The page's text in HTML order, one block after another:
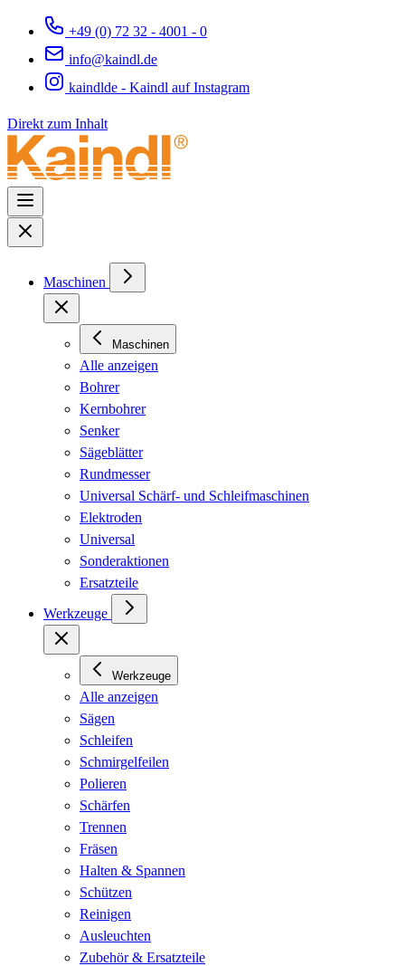
+49 (0) 72 32 - 4001 - 0
info@kaindl.de
kaindlde - Kaindl auf Instagram
Direkt zum Inhalt
Maschinen
Maschinen
Alle anzeigen
Bohrer
Kernbohrer
Senker
Sägeblätter
Rundmesser
Universal Schärf- und Schleifmaschinen
Elektroden
Universal
Sonderaktionen
Ersatzteile
Werkzeuge
Werkzeuge
Alle anzeigen
Sägen
Schleifen
Schmirgelfeilen
Polieren
Schärfen
Trennen
Fräsen
Halten & Spannen
Schützen
Reinigen
Ausleuchten
Zubehör & Ersatzteile